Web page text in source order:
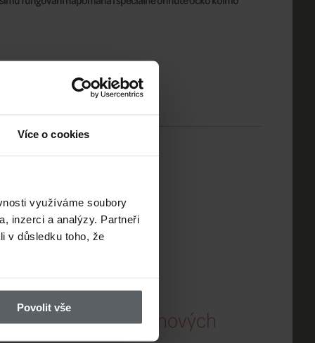
Více o cookies
využíváme soubory
inzerci a analýzy. Partneři
v důsledku toho, že
Povolit vše
háčky
na ně vlastně navázat?
pro vázání tungstenových